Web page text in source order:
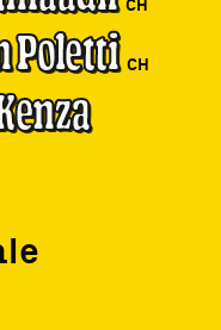
CH
Poletti CH